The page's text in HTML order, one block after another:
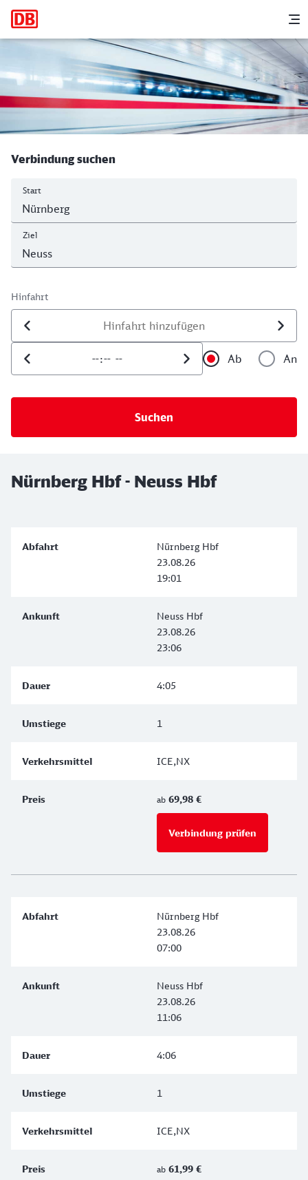
Hauptnavigation
Nürnberg Hbf - Neuss Hbf
Verbindung suchen
Start
Ziel
Hinfahrt
Datum der Hinfahrt
Uhrzeit der Hinfahrt
Ab
An
Nürnberg Hbf - Neuss Hbf
Nürnberg Hbf
23.08.26
19:01
Neuss Hbf
23.08.26
23:06
4:05
1
ICE,NX
ab 69,98 €
Verbindung prüfen
Nürnberg Hbf
23.08.26
07:00
Neuss Hbf
23.08.26
11:06
4:06
1
ICE,NX
ab 61,99 €